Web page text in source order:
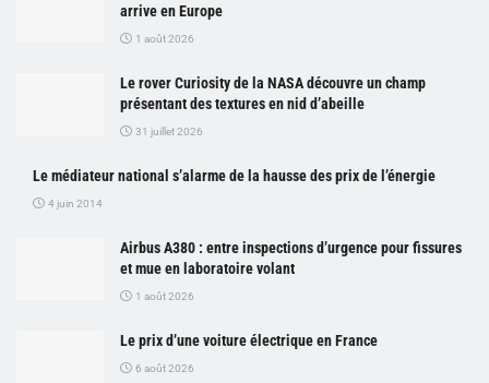
arrive en Europe
1 août 2026
Le rover Curiosity de la NASA découvre un champ
présentant des textures en nid d’abeille
31 juillet 2026
Le médiateur national s’alarme de la hausse des prix de l’énergie
4 juin 2014
Airbus A380 : entre inspections d’urgence pour fissures
et mue en laboratoire volant
1 août 2026
Le prix d’une voiture électrique en France
6 août 2026